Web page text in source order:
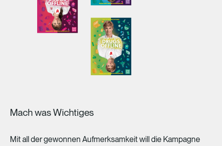
Mach was Wichtiges
Mitalldergewonnen Aufmerksamkeitwilldie Kampagne